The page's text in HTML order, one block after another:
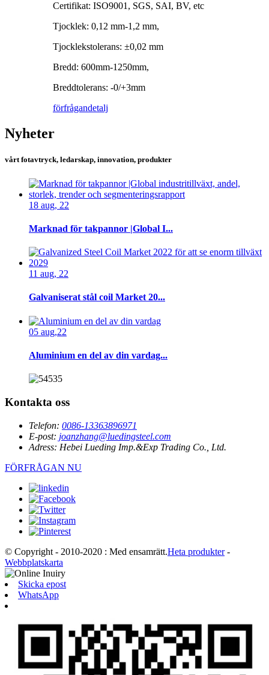
Certifikat: ISO9001, SGS, SAI, BV, etc
Tjocklek: 0,12 mm-1,2 mm,
Tjocklekstolerans: ±0,02 mm
Bredd: 600mm-1250mm,
Breddtolerans: -0/+3mm
förfrågandetalj
Nyheter
vårt fotavtryck, ledarskap, innovation, produkter
18 aug, 22
Marknad för takpannor |Global I...
11 aug, 22
Galvaniserat stål coil Market 20...
05 aug,22
Aluminium en del av din vardag...
Kontakta oss
Telefon: 0086-13363896971
E-post: joanzhang@luedingsteel.com
Adress: Hebei Lueding Imp.&Exp Trading Co., Ltd.
FÖRFRÅGAN NU
© Copyright - 2010-2020 : Med ensamrätt.Heta produkter-
Webbplatskarta
Skicka epost
WhatsApp